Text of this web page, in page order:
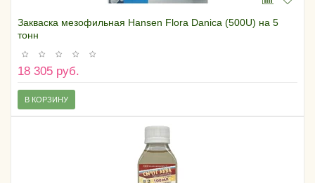
Закваска мезофильная Hansen Flora Danica (500U) на 5
тонн
18 305 руб.
В КОРЗИНУ